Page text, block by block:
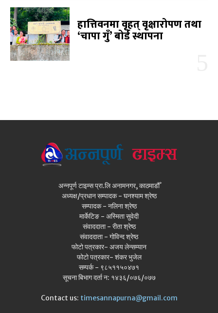
हात्तिवनमा वृहत् वृक्षारोपण तथा
‘चापा गुँ’ बोर्ड स्थापना
अन्नपूर्ण टाइम्स प्रा.लि अनामनगर, काठमाडौँ
अध्यक्ष/प्रधान सम्पादक - घनश्याम श्रेष्ठ
सम्पादक - नलिना श्रेष्ठ
मार्केटिङ - अस्मिता सुवेदी
संवाददाता - रीता श्रेष्ठ
संवाददाता - गोविन्द श्रेष्ठ
फोटो पत्रकार- अजय लेन्सम्यान
फोटो पत्रकार- शंकर भुजेल
सम्पर्क - ९८५११५०४७१
सूचना बिभाग दर्ता न: १४३६/०७६/०७७
Contact us: timesannapurna@gmail.com